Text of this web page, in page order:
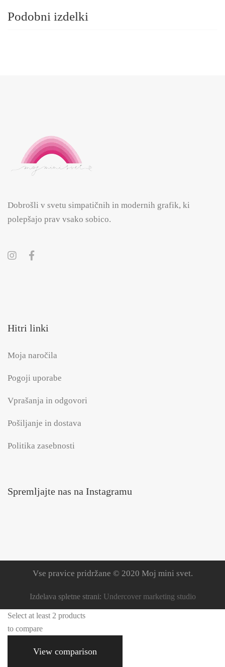
Podobni izdelki
Dobrošli v svetu simpatičnih in modernih grafik, ki
polepšajo prav vsako sobico.
Hitri linki
Moja naročila
Pogoji uporabe
Vprašanja in odgovori
Pošiljanje in dostava
Politika zasebnosti
Spremljajte nas na Instagramu
Vse pravice pridržane © 2020 Moj mini svet.
Izdelava spletne strani: Undercover marketing studio
Select at least 2 products
to compare
View comparison